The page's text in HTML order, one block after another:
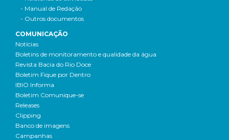
- Manual de Redação
- Outros documentos
COMUNICAÇÃO
Notícias
Boletins de monitoramento e qualidade da água
Revista Bacia do Rio Doce
Boletim Fique por Dentro
IBIO Informa
Boletim Comunique-se
Releases
Clipping
Banco de imagens
Campanhas